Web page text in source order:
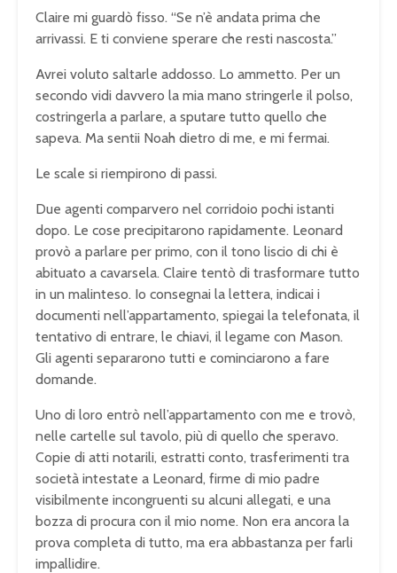
Claire mi guardò fisso. “Se n’è andata prima che
arrivassi. E ti conviene sperare che resti nascosta.”
Avrei voluto saltarle addosso. Lo ammetto. Per un
secondo vidi davvero la mia mano stringerle il polso,
costringerla a parlare, a sputare tutto quello che
sapeva. Ma sentii Noah dietro di me, e mi fermai.
Le scale si riempirono di passi.
Due agenti comparvero nel corridoio pochi istanti
dopo. Le cose precipitarono rapidamente. Leonard
provò a parlare per primo, con il tono liscio di chi è
abituato a cavarsela. Claire tentò di trasformare tutto
in un malinteso. Io consegnai la lettera, indicai i
documenti nell’appartamento, spiegai la telefonata, il
tentativo di entrare, le chiavi, il legame con Mason.
Gli agenti separarono tutti e cominciarono a fare
domande.
Uno di loro entrò nell’appartamento con me e trovò,
nelle cartelle sul tavolo, più di quello che speravo.
Copie di atti notarili, estratti conto, trasferimenti tra
società intestate a Leonard, firme di mio padre
visibilmente incongruenti su alcuni allegati, e una
bozza di procura con il mio nome. Non era ancora la
prova completa di tutto, ma era abbastanza per farli
impallidire.